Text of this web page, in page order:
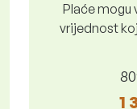
Plaće mogu
vrijednost
1